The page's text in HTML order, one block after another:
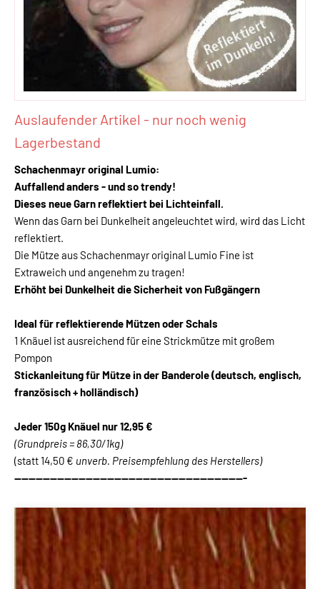
Auslaufender Artikel - nur noch wenig
Lagerbestand
Schachenmayr original Lumio:
Auffallend anders - und so trendy!
Dieses neue Garn reflektiert bei Lichteinfall.
Wenn das Garn bei Dunkelheit angeleuchtet wird, wird das Licht
reflektiert.
Die Mütze aus Schachenmayr original Lumio Fine ist
Extraweich und angenehm zu tragen!
Erhöht bei Dunkelheit die Sicherheit von Fußgängern
Ideal für reflektierende Mützen oder Schals
1 Knäuel ist ausreichend für eine Strickmütze mit großem
Pompon
Stickanleitung für Mütze in der Banderole (deutsch, englisch,
französisch + holländisch)
Jeder 150g Knäuel nur 12,95 €
(Grundpreis = 86,30/1kg)
(statt 14,50 € unverb. Preisempfehlung des Herstellers)
-----------------------------------------------------------------